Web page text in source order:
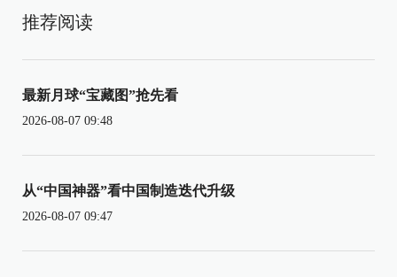
推荐阅读
最新月球“宝藏图”抢先看
2026-08-07 09:48
从“中国神器”看中国制造迭代升级
2026-08-07 09:47